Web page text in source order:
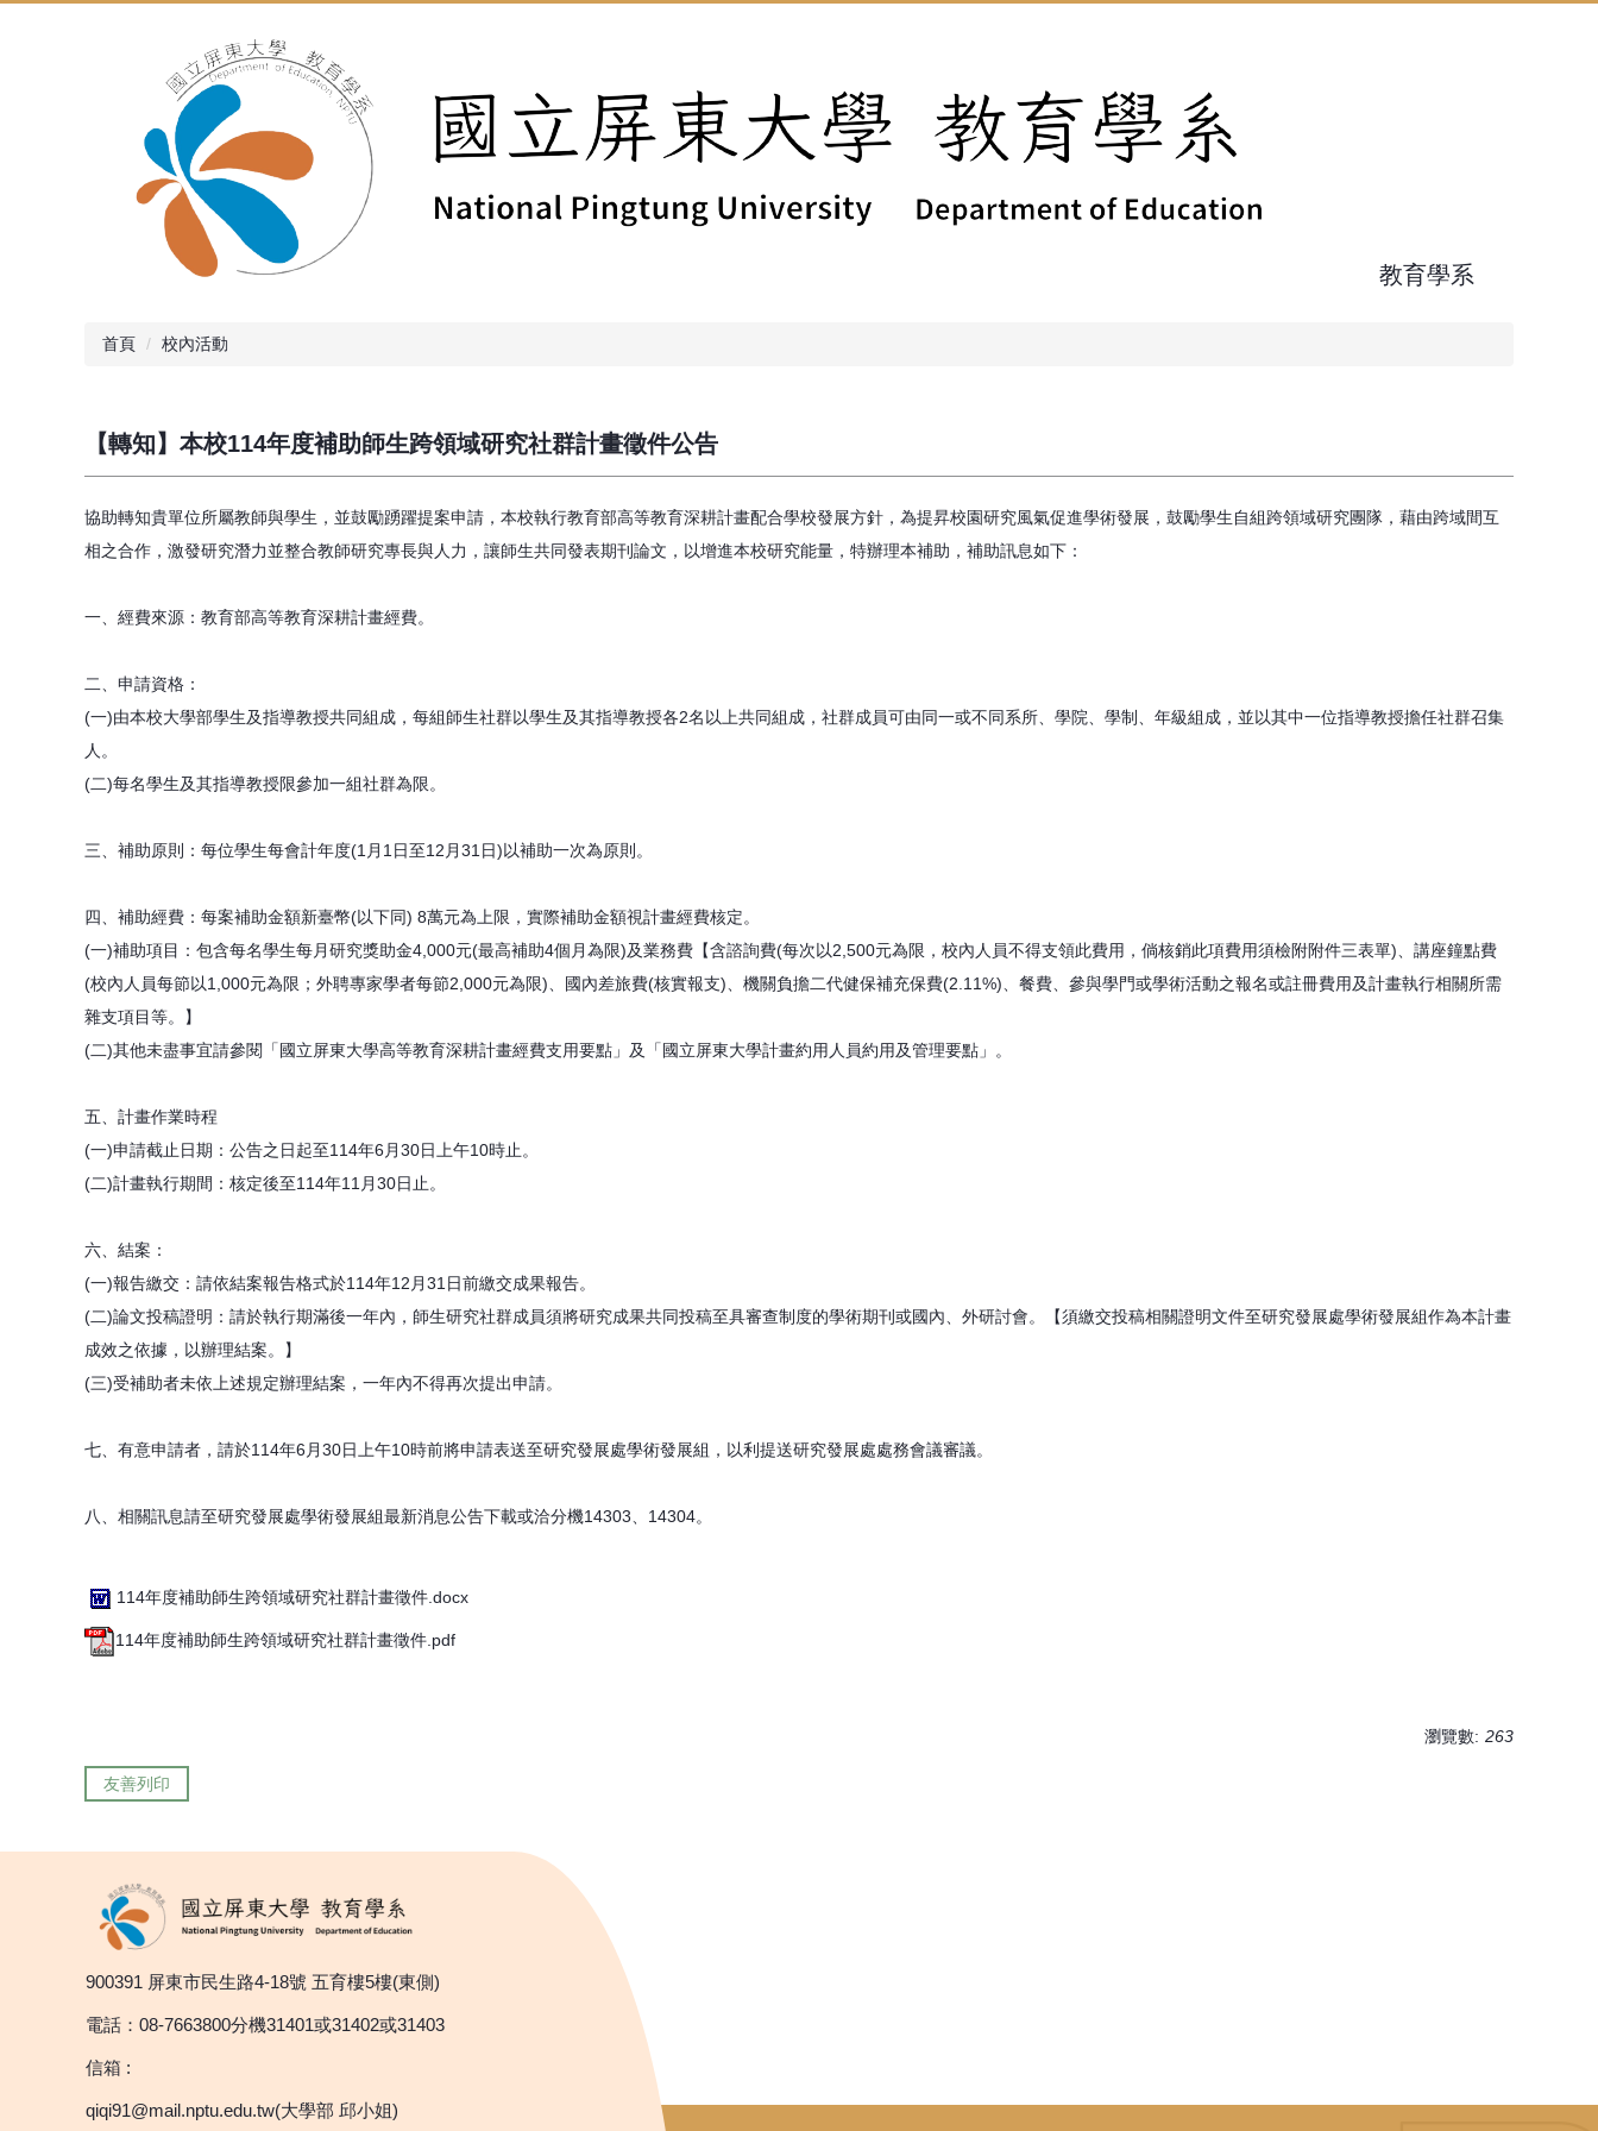
教育學系
首頁 校內活動
【轉知】本校114年度補助師生跨領域研究社群計畫徵件公告
協助轉知貴單位所屬教師與學生，並鼓勵踴躍提案申請，本校執行教育部高等教育深耕計畫配合學校發展方針，為提昇校園研究風氣促進學術發展，鼓勵學生自組跨領域研究團隊，藉由跨域間互
相之合作，激發研究潛力並整合教師研究專長與人力，讓師生共同發表期刊論文，以增進本校研究能量，特辦理本補助，補助訊息如下：
一、經費來源：教育部高等教育深耕計畫經費。
二、申請資格：
(一)由本校大學部學生及指導教授共同組成，每組師生社群以學生及其指導教授各2名以上共同組成，社群成員可由同一或不同系所、學院、學制、年級組成，並以其中一位指導教授擔任社群召集
人。
(二)每名學生及其指導教授限參加一組社群為限。
三、補助原則：每位學生每會計年度(1月1日至12月31日)以補助一次為原則。
四、補助經費：每案補助金額新臺幣(以下同) 8萬元為上限，實際補助金額視計畫經費核定。
(一)補助項目：包含每名學生每月研究獎助金4,000元(最高補助4個月為限)及業務費【含諮詢費(每次以2,500元為限，校內人員不得支領此費用，倘核銷此項費用須檢附附件三表單)、講座鐘點費
(校內人員每節以1,000元為限；外聘專家學者每節2,000元為限)、國內差旅費(核實報支)、機關負擔二代健保補充保費(2.11%)、餐費、參與學門或學術活動之報名或註冊費用及計畫執行相關所需
雜支項目等。】
(二)其他未盡事宜請參閱「國立屏東大學高等教育深耕計畫經費支用要點」及「國立屏東大學計畫約用人員約用及管理要點」。
五、計畫作業時程
(一)申請截止日期：公告之日起至114年6月30日上午10時止。
(二)計畫執行期間：核定後至114年11月30日止。
六、結案：
(一)報告繳交：請依結案報告格式於114年12月31日前繳交成果報告。
(二)論文投稿證明：請於執行期滿後一年內，師生研究社群成員須將研究成果共同投稿至具審查制度的學術期刊或國內、外研討會。【須繳交投稿相關證明文件至研究發展處學術發展組作為本計畫
成效之依據，以辦理結案。】
(三)受補助者未依上述規定辦理結案，一年內不得再次提出申請。
七、有意申請者，請於114年6月30日上午10時前將申請表送至研究發展處學術發展組，以利提送研究發展處處務會議審議。
八、相關訊息請至研究發展處學術發展組最新消息公告下載或洽分機14303、14304。
114年度補助師生跨領域研究社群計畫徵件.docx
114年度補助師生跨領域研究社群計畫徵件.pdf
瀏覽數: 263
友善列印
900391 屏東市民生路4-18號 五育樓5樓(東側)
電話：08-7663800分機31401或31402或31403
信箱 :
qiqi91@mail.nptu.edu.tw(大學部 邱小姐)